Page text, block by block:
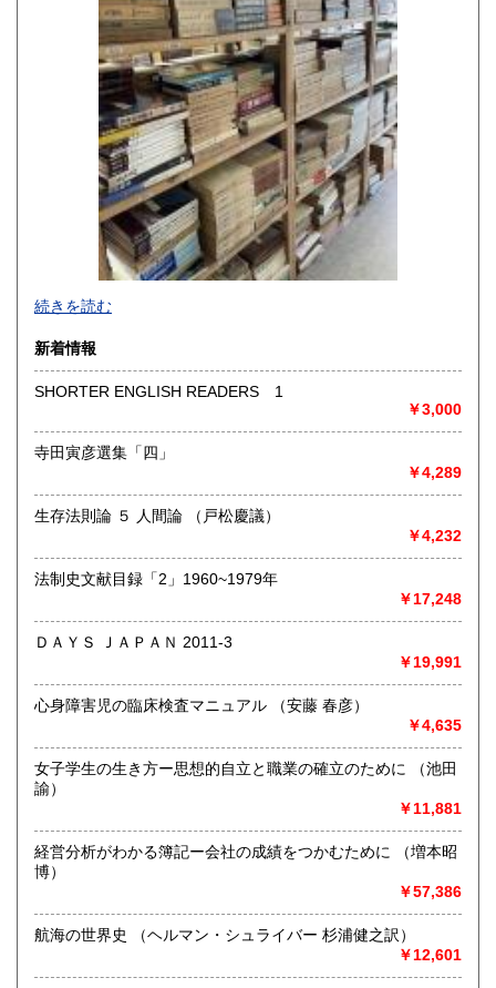
800円 鹿児島県
1,500円
-
沿線名：-
最寄駅：-
営業時間：-
定休日：-
書籍の買取について
取り扱い分野
語国文、外国文学、古典籍、近代文献、趣味、外国書、サブ
カルチャー、古書一般（その他）
続きを読む
新着情報
SHORTER ENGLISH READERS 1
￥3,000
寺田寅彦選集「四」
￥4,289
生存法則論 ５ 人間論 （戸松慶議）
￥4,232
法制史文献目録「2」1960~1979年
￥17,248
ＤＡＹＳ ＪＡＰＡＮ 2011-3
￥19,991
心身障害児の臨床検査マニュアル （安藤 春彦）
￥4,635
女子学生の生き方ー思想的自立と職業の確立のために （池田
諭）
￥11,881
経営分析がわかる簿記ー会社の成績をつかむために （増本昭
博）
￥57,386
航海の世界史 （ヘルマン・シュライバー 杉浦健之訳）
￥12,601